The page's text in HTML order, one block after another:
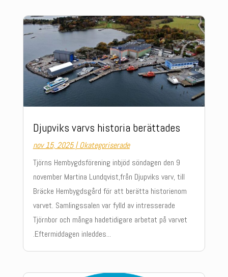
Djupviks varvs historia berättades
nov 15, 2025|Okategoriserade
Tjörns Hembygdsförening inbjöd söndagen den 9
november Martina Lundqvist,från Djupviks varv, till
Bräcke Hembygdsgård för att berätta historienom
varvet. Samlingssalen var fylld av intresserade
Tjörnbor och många hadetidigare arbetat på varvet
.Eftermiddagen inleddes...